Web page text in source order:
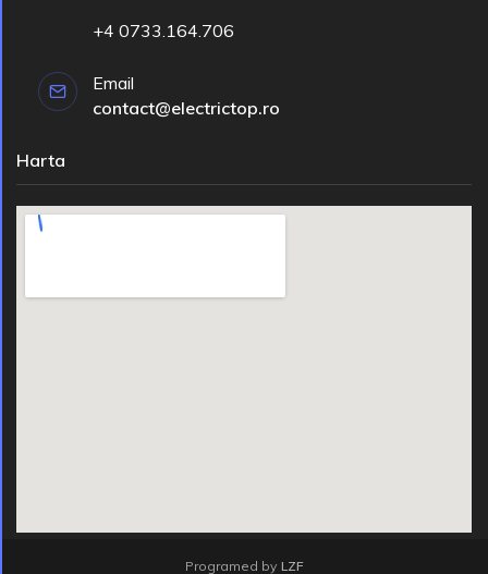
+4 0733.164.706
Email
contact@electrictop.ro
Harta
Programed by LZF